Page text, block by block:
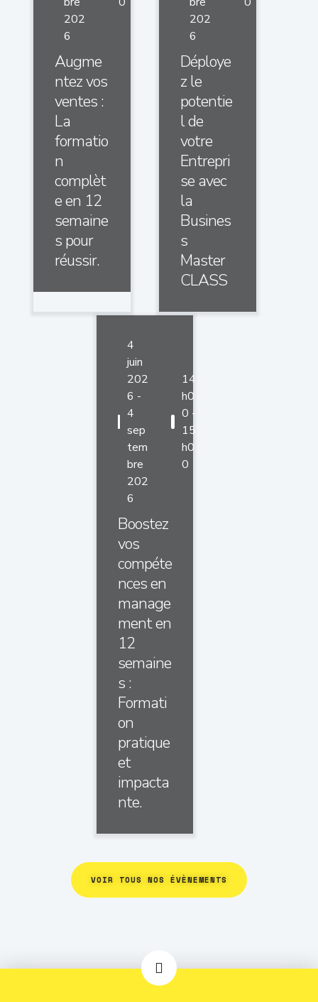
202
6
Augme
ntez vos
ventes :
La
formatio
n
complèt
e en 12
semaine
s pour
réussir.
202
6
Déploye
z le
potentie
l de
votre
Entrepri
se avec
la
Busines
s
Master
CLASS
4
juin
202
6 -
4
sep
tem
bre
202
6
14
h0
0 -
15
h0
0
Boostez
vos
compéte
nces en
manage
ment en
12
semaine
s :
Formati
on
pratique
et
impacta
nte.
VOIR TOUS NOS ÉVÈNEMENTS